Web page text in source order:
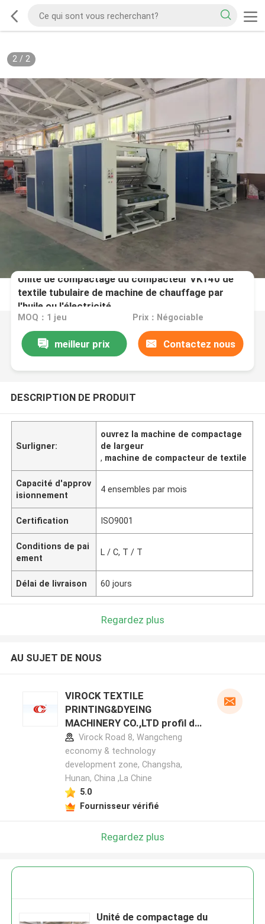
2/ 2
Unité de compactage du compacteur VK140 de
textile tubulaire de machine de chauffage par
l'huile ou l'électricité
MOQ：1 jeu Prix：Négociable
meilleur prix Contactez nous
DESCRIPTION DE PRODUIT
Surligner:
ouvrez la machine de compactage
de largeur
, machine de compacteur de textile
Capacité d'approv
isionnement
4 ensembles par mois
Certification ISO9001
Conditions de pai
ement
L / C, T / T
Délai de livraison 60 jours
Regardez plus
AU SUJET DE NOUS
VIROCK TEXTILE
PRINTING&DYEING
MACHINERY CO.,LTD profil du
fabricant
Virock Road 8, Wangcheng
economy & technology
development zone, Changsha,
Hunan, China ,La Chine
5.0
Fournisseur vérifié
Regardez plus
Unité de compactage du